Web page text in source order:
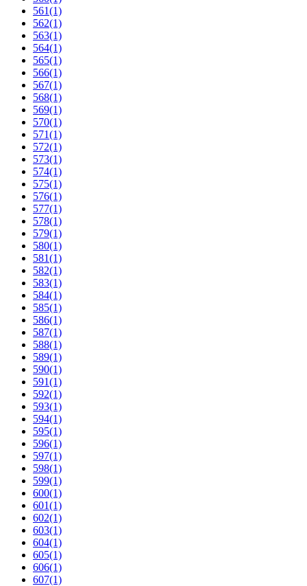
561(1)
562(1)
563(1)
564(1)
565(1)
566(1)
567(1)
568(1)
569(1)
570(1)
571(1)
572(1)
573(1)
574(1)
575(1)
576(1)
577(1)
578(1)
579(1)
580(1)
581(1)
582(1)
583(1)
584(1)
585(1)
586(1)
587(1)
588(1)
589(1)
590(1)
591(1)
592(1)
593(1)
594(1)
595(1)
596(1)
597(1)
598(1)
599(1)
600(1)
601(1)
602(1)
603(1)
604(1)
605(1)
606(1)
607(1)